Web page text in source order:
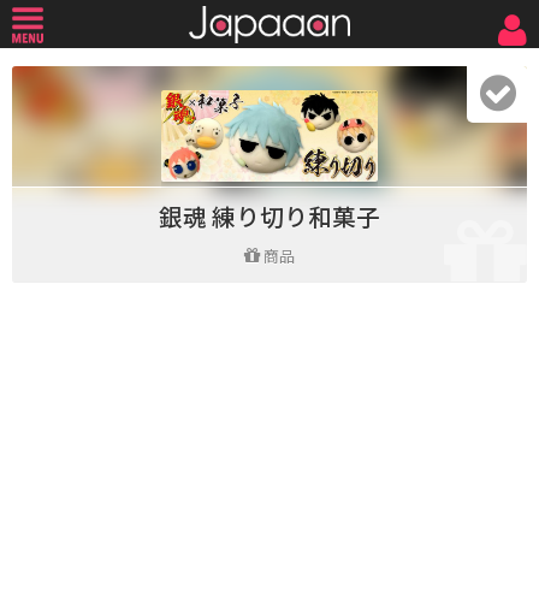
銀魂 練り切り和菓子
商品